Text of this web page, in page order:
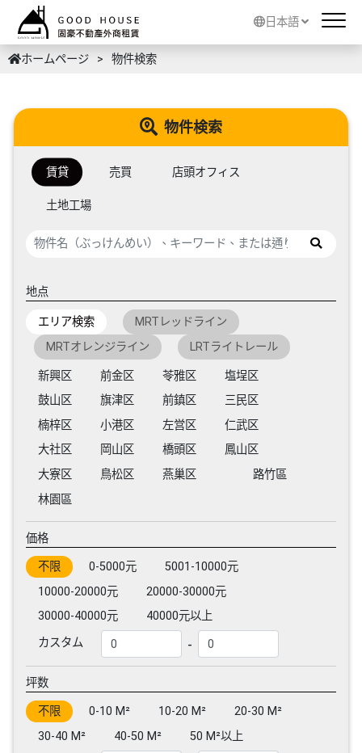
日本語
ホームページ 物件検索
物件検索
賃貸 売買 店頭オフィス
土地工場
地点
エリア検索
MRTレッドライン
MRTオレンジライン
LRTライトレール
新興区 前金区 苓雅区
塩埕区
鼓山区
旗津区 前鎮区
三民区
楠梓区
小港区 左営区
仁武区
大社区
岡山区 橋頭区
鳳山区
大寮区
鳥松区 燕巢区
路竹區
林園區
価格
不限 0-5000元
5001-10000元
10000-20000元
20000-30000元
30000-40000元
40000元以上
カスタム
-
坪数
不限 0-10 M² 10-20 M²
20-30 M²
30-40 M²
40-50 M²
50 M²以上